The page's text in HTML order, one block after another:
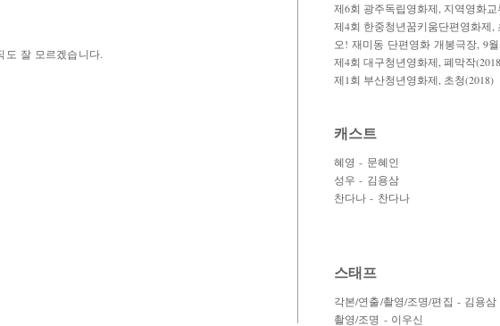
도 잘 모르겠습니다.
제6회 광주독립영화제, 지역영화교
제4회 한중청년꿈키움단편영화제,
오! 재미동 단편영화 개봉극장, 9
제4회 대구청년영화제, 폐막작
​제1회 부산청년영화제, 초청(2018)
캐스트
혜영 - 문혜인
성우 - 김용삼
찬다나 - 찬다나
스태프
각본/연출/촬영/조명/편집 - 김용삼
촬영/조명 - 이우신